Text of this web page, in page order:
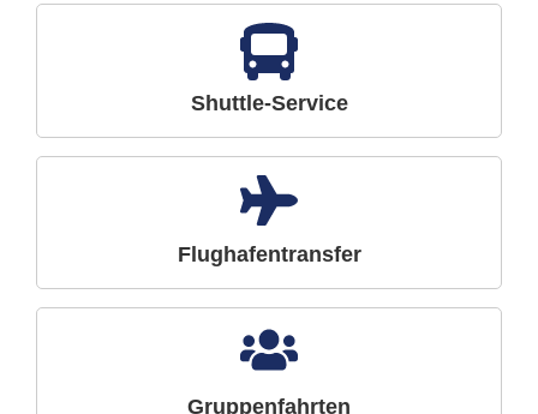
Shuttle-Service
Flughafentransfer
Gruppenfahrten